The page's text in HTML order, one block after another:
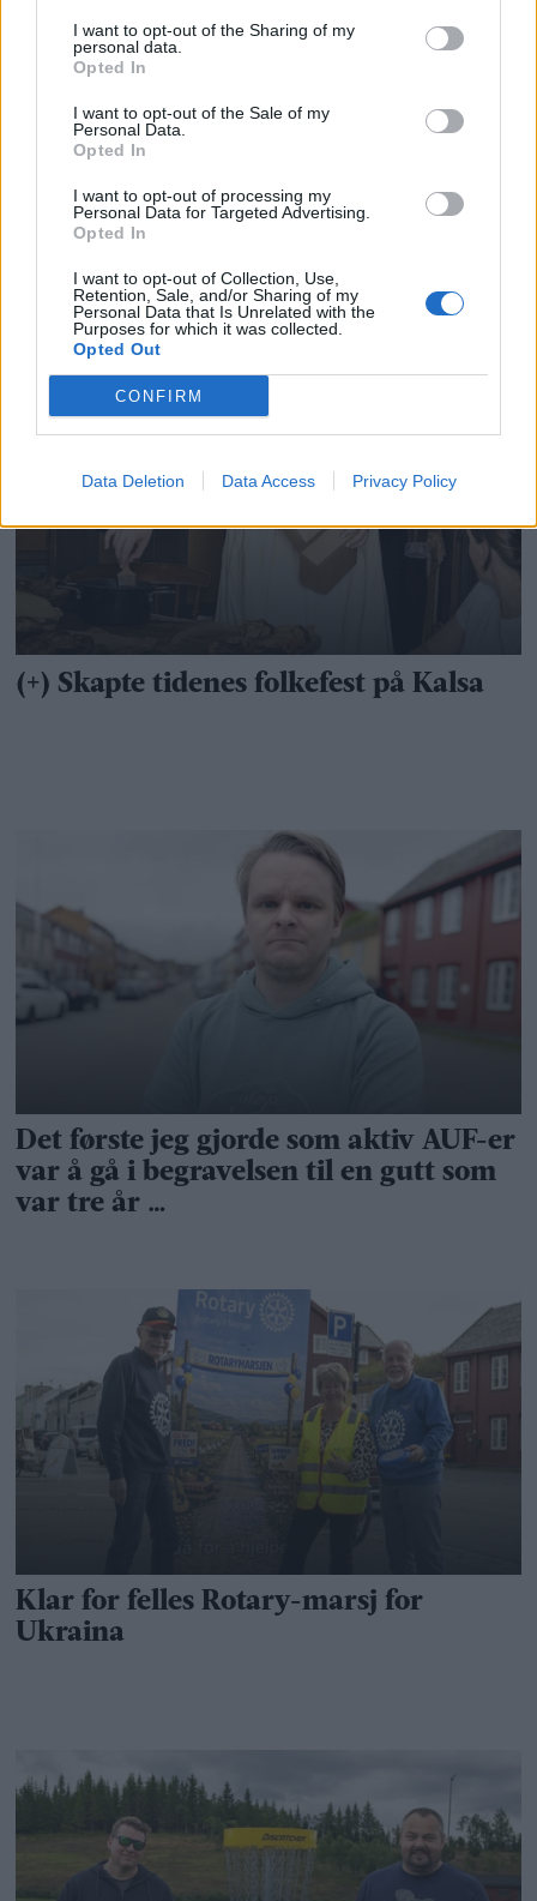
I want to opt-out of the Sharing of my
personal data.
Opted In
I want to opt-out of the Sale of my
Personal Data.
Opted In
I want to opt-out of processing my
Personal Data for Targeted Advertising.
Opted In
I want to opt-out of Collection, Use,
Retention, Sale, and/or Sharing of my
Personal Data that Is Unrelated with the
Purposes for which it was collected.
Opted Out
CONFIRM
Data Deletion Data Access Privacy Policy